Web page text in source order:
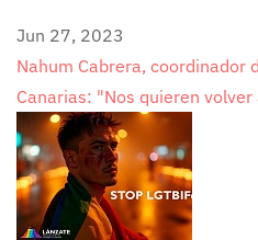
Jun 27, 2023
Nahum Cabrera, coordinador
Canarias: "Nos quieren